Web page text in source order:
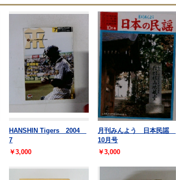
HANSHIN Tigers 2004
7
￥3,000
月刊みんよう 日本民謡
10月号
￥3,000